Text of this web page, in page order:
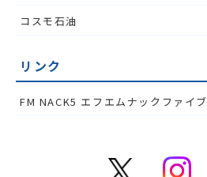
コスモ石油
リンク
FM NACK5 エフエムナックファイブ